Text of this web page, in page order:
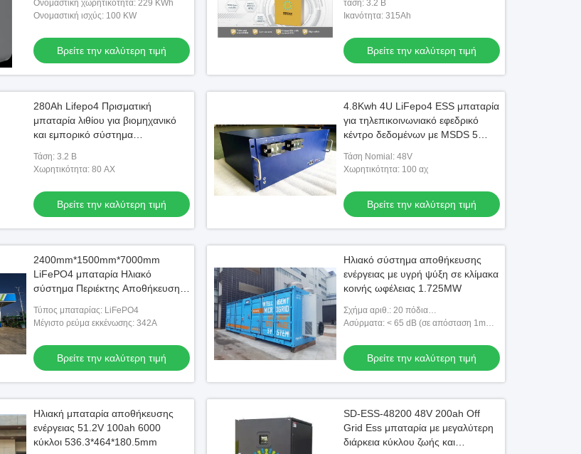
τομείς
Ονομαστική χωρητικότητα: 229 KWh
Ονομαστική ισχύς: 100 KW
Βρείτε την καλύτερη τιμή
τάση: 3.2 Β
Ικανότητα: 315Ah
Βρείτε την καλύτερη τιμή
280Ah Lifepo4 Πρισματική
μπαταρία λιθίου για βιομηχανικό
και εμπορικό σύστημα
Τάση: 3.2 Β
Χωρητικότητα: 80 ΑΧ
Βρείτε την καλύτερη τιμή
4.8Kwh 4U LiFepo4 ESS μπαταρία
για τηλεπικοινωνιακό εφεδρικό
κέντρο δεδομένων με MSDS 5
Τάση Nomial: 48V
Χωρητικότητα: 100 αχ
Βρείτε την καλύτερη τιμή
2400mm*1500mm*7000mm
LiFePO4 μπαταρία Ηλιακό
σύστημα Περιέκτης Αποθήκευση
Τύπος μπαταρίας: LiFePO4
Μέγιστο ρεύμα εκκένωσης: 342Α
Βρείτε την καλύτερη τιμή
Ηλιακό σύστημα αποθήκευσης
ενέργειας με υγρή ψύξη σε κλίμακα
κοινής ωφέλειας 1.725MW
Σχήμα αριθ.: 20 πόδια
εμπορευματοκιβωτίων
Ασύρματα: < 65 dB (σε απόσταση 1m
Βρείτε την καλύτερη τιμή
Ηλιακή μπαταρία αποθήκευσης
ενέργειας 51.2V 100ah 6000
κύκλοι 536.3*464*180.5mm
SD-ESS-48200 48V 200ah Off
Grid Ess μπαταρία με μεγαλύτερη
διάρκεια κύκλου ζωής και